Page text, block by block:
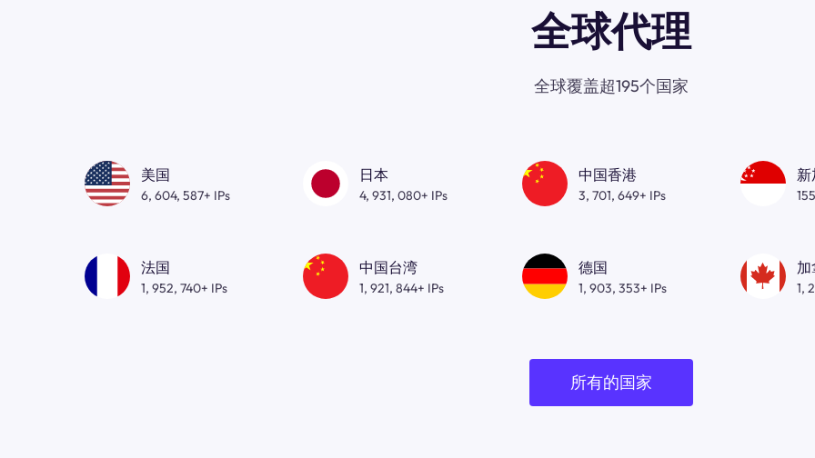
全球代理
全球覆盖超195个国家
美国
6, 604, 587+ IPs
日本
4, 931, 080+ IPs
中国香港
3, 701, 649+ IPs
新
法国
1, 952, 740+ IPs
中国台湾
1, 921, 844+ IPs
德国
1, 903, 353+ IPs
加
1,
所有的国家